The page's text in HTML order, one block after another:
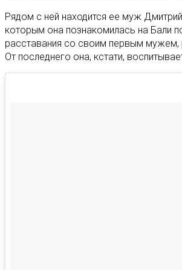
Рядом с ней находится ее муж
которым она познакомилась на Бали
расставания со своим первым
От последнего она, кстати,